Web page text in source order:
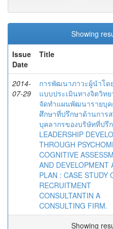
Showing
Issue
Date
Title
2014-
07-29
การพัฒนาภาวะผู้นำโด
แบบประเมินทางจิตวิท
จัดทำแผนพัฒนารายบุ
ศึกษาที่ปรึกษาด้านการ
บุคลากรของบริษัทที่ปรึ
LEADERSHIP
THROUGH
COGNITIVE
AND DEVELOPMENT
PLAN : CASE STUDY
RECRUITMENT
CONSULTANTIN A
CONSULTING FIRM.
Showing